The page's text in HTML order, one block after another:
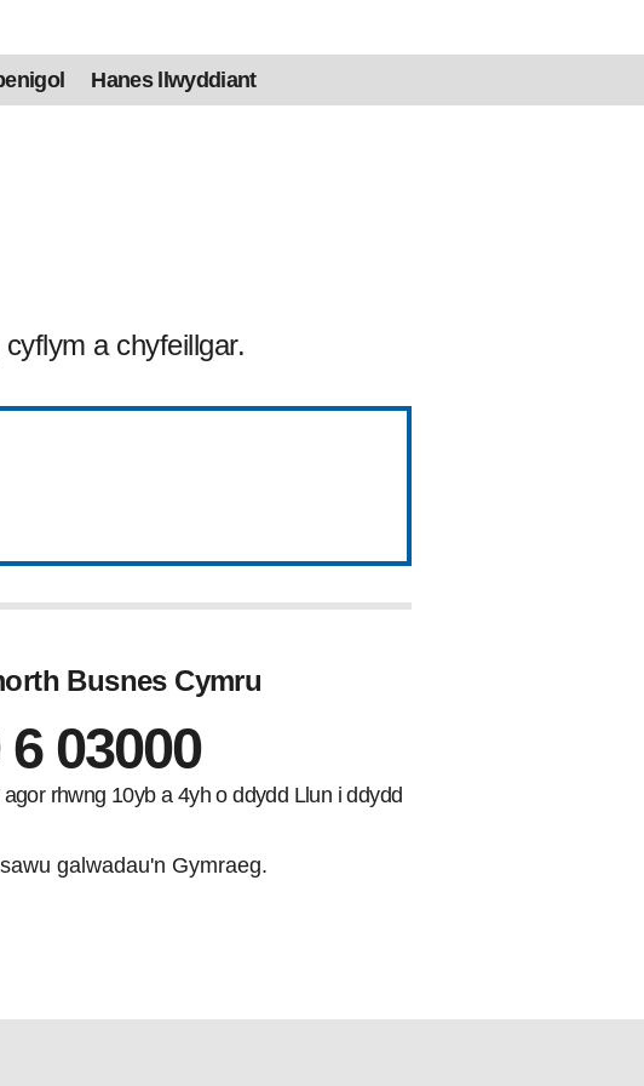
Hanes llwyddiant
a chyfeillgar.
Busnes Cymru
03000
rhwng 10yb a 4yh o ddydd Llun i ddydd
galwadau'n Gymraeg.